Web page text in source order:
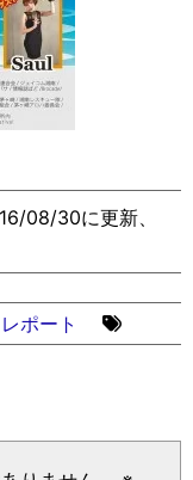
08/30に更新、
レポート